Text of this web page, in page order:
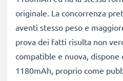
originale. La concorrenza
aventi stesso peso e
prova dei fatti risulta non
compatible e nuova, dispone
1180mAh, proprio come